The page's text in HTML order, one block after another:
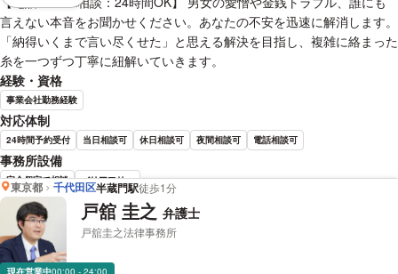
言えない本音をお聞かせください。あなたの不安を迅速に解消します。
「納得いくまで言い尽くせた」と思える解決を目指し、複雑に絡まった
糸を一つずつ丁寧に紐解いていきます。
経験・資格
事業会社勤務経験
対応体制
24時間予約受付 当日相談可 休日相談可 夜間相談可 電話相談可
事務所設備
完全個室で相談 バリアフリー
船戸 久史 弁護士の詳細情報を見る
東京都 千代田区半蔵門駅徒歩1分
戸舘 圭之 弁護士
戸舘圭之法律事務所
現在営業中00:00 - 24:00